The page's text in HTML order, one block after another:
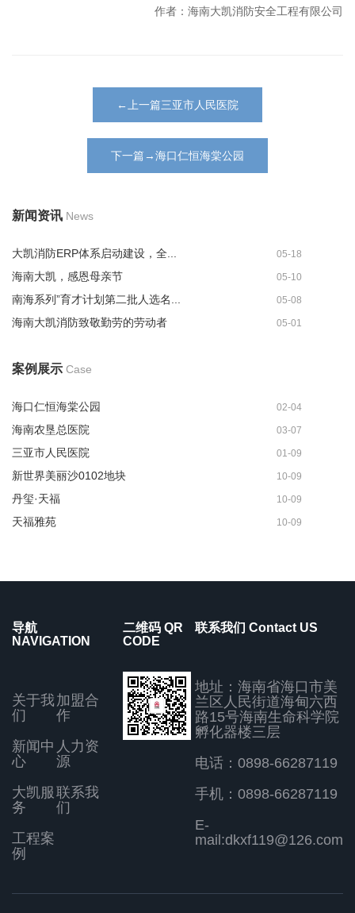
作者：海南大凯消防安全工程有限公司
←上一篇三亚市人民医院
下一篇→海口仁恒海棠公园
新闻资讯 News
大凯消防ERP体系启动建设，全... 05-18
海南大凯，感恩母亲节 05-10
南海系列”育才计划第二批人选名... 05-08
海南大凯消防致敬勤劳的劳动者 05-01
案例展示 Case
海口仁恒海棠公园 02-04
海南农垦总医院 03-07
三亚市人民医院 01-09
新世界美丽沙0102地块 10-09
丹玺·天福 10-09
天福雅苑 10-09
导航
NAVIGATION
关于我
们
加盟合
作
新闻中
心
人力资
源
大凯服
务
联系我
们
工程案
例
二维码 QR
CODE
联系我们 Contact US
地址：海南省海口市美
兰区人民街道海甸六西
路15号海南生命科学院
孵化器楼三层
电话：0898-66287119
手机：0898-66287119
E-
mail:dkxf119@126.com